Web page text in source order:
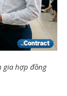
gia hợp đồng